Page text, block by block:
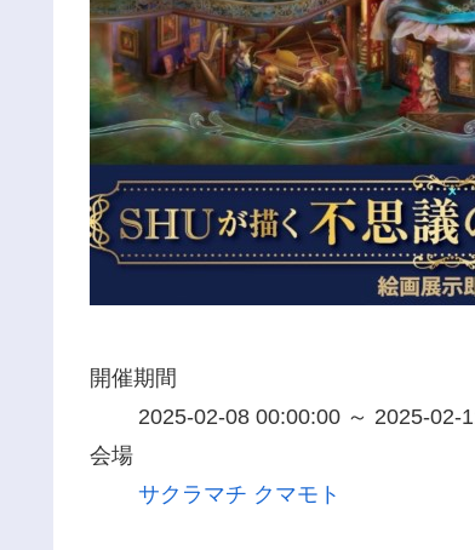
開催期間
2025-02-08 00:00:00 ～ 2025-02-
会場
サクラマチ クマモト